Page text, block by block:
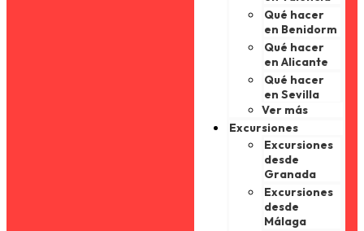
Qué hacer
en Benidorm
Qué hacer
en Alicante
Qué hacer
en Sevilla
Ver más
Excursiones
Excursiones
desde
Granada
Excursiones
desde
Málaga